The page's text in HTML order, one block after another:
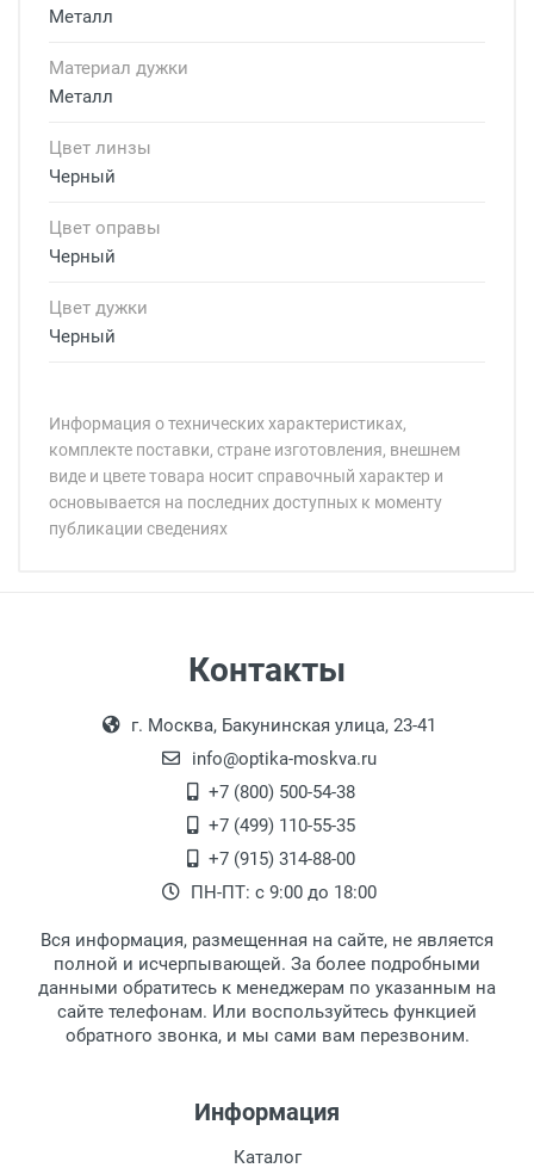
Металл
Материал дужки
Металл
Цвет линзы
Черный
Цвет оправы
Черный
Цвет дужки
Черный
Информация о технических характеристиках,
комплекте поставки, стране изготовления, внешнем
виде и цвете товара носит справочный характер и
основывается на последних доступных к моменту
публикации сведениях
Самовывоз.
Оплата товара производится
наличными непосредственно на пункте
выдачи товара.
Перечисление средств на расчетный счет.
18:00, по субботам с 11:00 до 15:00, в
офисе по адресу: г. Москва,
Переведеновский переулок 17, корпус 1,
второй этаж, тел. +7 (499) 110-55-35.
После того, как заказ поступает в пункт
выдачи, наш менеджер связывается с
клиентом и оповещает о поступлении
Для получения товара при себе
обязательно иметь паспорт.
Заказ необходимо забрать в течение 3
рабочих дней с момента поступления на
дополнительных расходов за хранение
Контакты
г. Москва, Бакунинская улица, 23-41
info@optika-moskva.ru
+7 (800) 500-54-38
+7 (499) 110-55-35
+7 (915) 314-88-00
ПН-ПТ: с 9:00 до 18:00
Вся информация, размещенная на сайте, не является
полной и исчерпывающей. За более подробными
данными обратитесь к менеджерам по указанным на
сайте телефонам. Или воспользуйтесь функцией
обратного звонка, и мы сами вам перезвоним.
Информация
Каталог